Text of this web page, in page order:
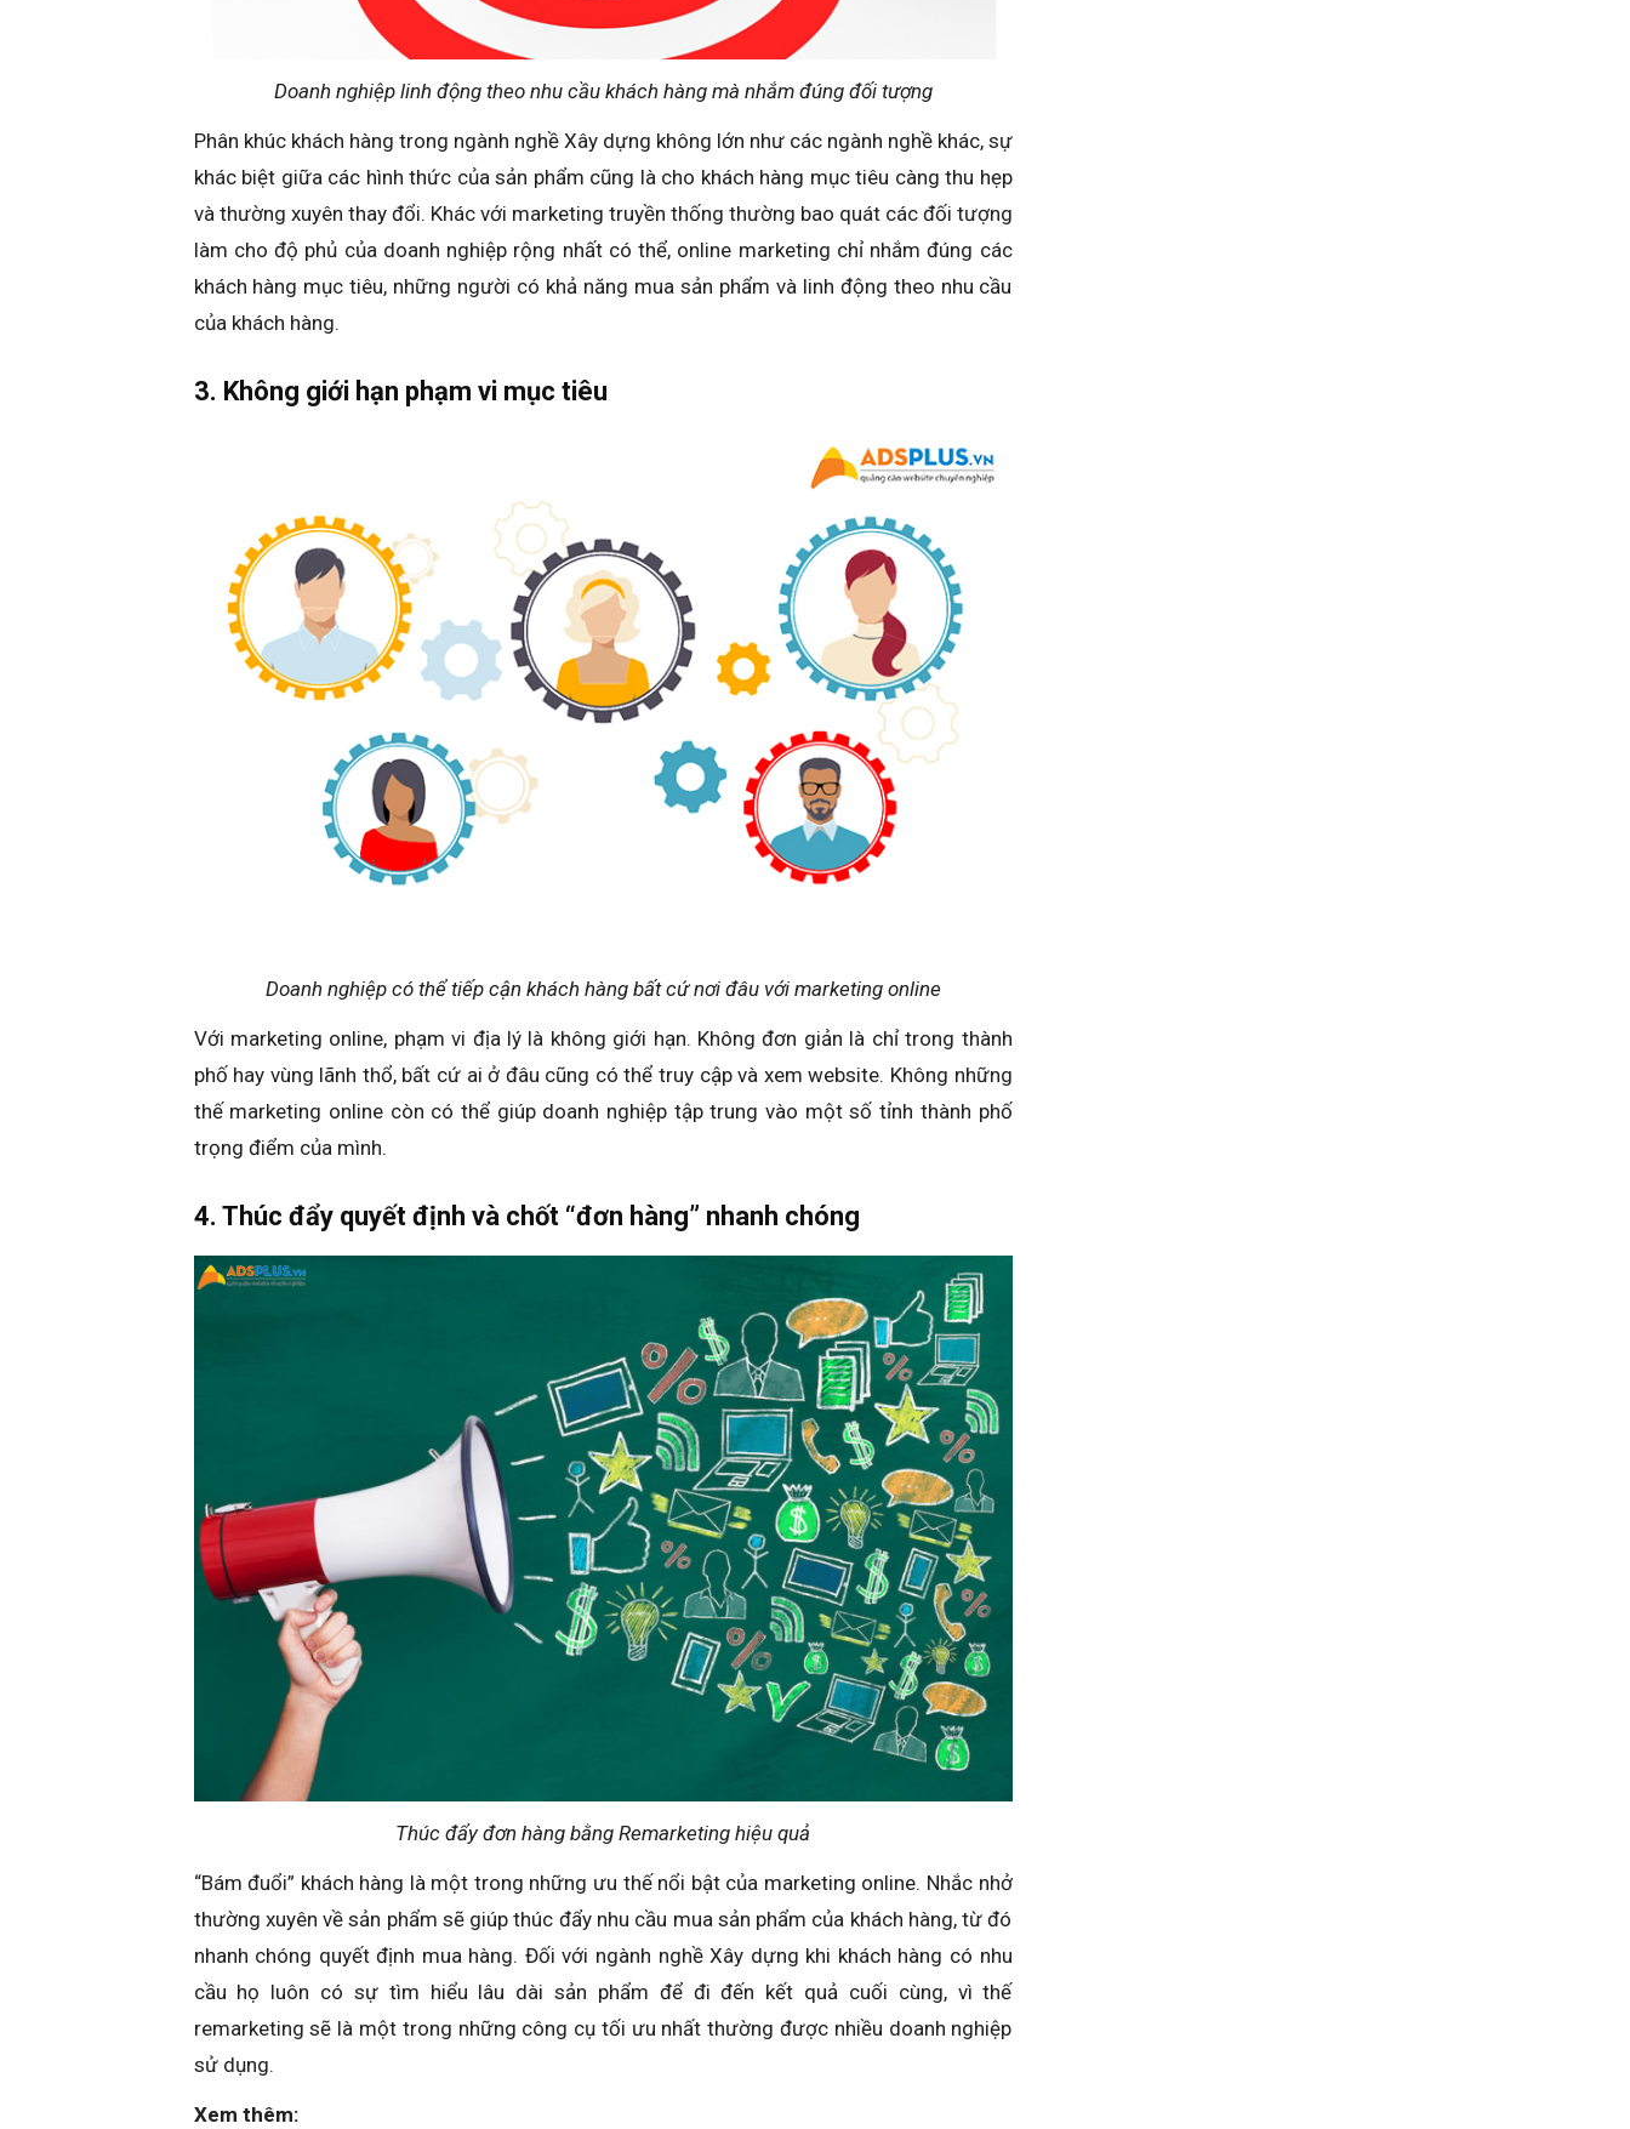
Doanh nghiệp linh động theo nhu cầu khách hàng mà nhắm đúng đối tượng
Phân khúc khách hàng trong ngành nghề Xây dựng không lớn như các ngành nghề khác, sự
khác biệt giữa các hình thức của sản phẩm cũng là cho khách hàng mục tiêu càng thu hẹp
và thường xuyên thay đổi. Khác với marketing truyền thống thường bao quát các đối tượng
làm cho độ phủ của doanh nghiệp rộng nhất có thể, online marketing chỉ nhắm đúng các
khách hàng mục tiêu, những người có khả năng mua sản phẩm và linh động theo nhu cầu
của khách hàng.
3. Không giới hạn phạm vi mục tiêu
Doanh nghiệp có thể tiếp cận khách hàng bất cứ nơi đâu với marketing online
Với marketing online, phạm vi địa lý là không giới hạn. Không đơn giản là chỉ trong thành
phố hay vùng lãnh thổ, bất cứ ai ở đâu cũng có thể truy cập và xem website. Không những
thế marketing online còn có thể giúp doanh nghiệp tập trung vào một số tỉnh thành phố
trọng điểm của mình.
4. Thúc đẩy quyết định và chốt “đơn hàng” nhanh chóng
Thúc đẩy đơn hàng bằng Remarketing hiệu quả
“Bám đuổi” khách hàng là một trong những ưu thế nổi bật của marketing online. Nhắc nhở
thường xuyên về sản phẩm sẽ giúp thúc đẩy nhu cầu mua sản phẩm của khách hàng, từ đó
nhanh chóng quyết định mua hàng. Đối với ngành nghề Xây dựng khi khách hàng có nhu
cầu họ luôn có sự tìm hiểu lâu dài sản phẩm để đi đến kết quả cuối cùng, vì thế
remarketing sẽ là một trong những công cụ tối ưu nhất thường được nhiều doanh nghiệp
sử dụng.
Xem thêm: